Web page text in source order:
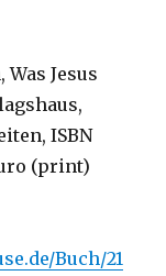
Jesus
ISBN
(print)
Buch/21